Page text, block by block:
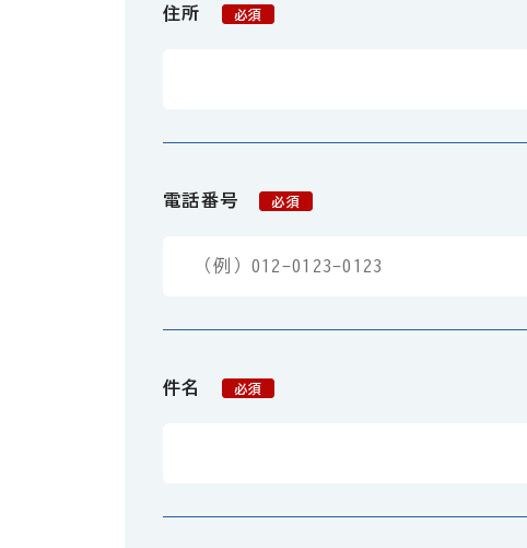
住所 必須
電話番号 必須
件名 必須